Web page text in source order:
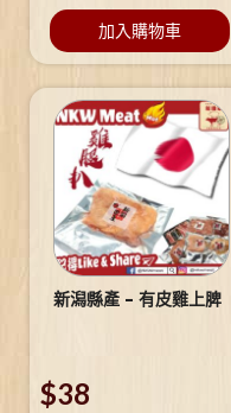
加入購物車
新潟縣產 – 有皮雞上脾
$38